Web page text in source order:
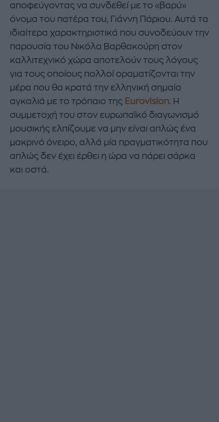
αποφεύγοντας να συνδεθεί με το «βαρύ»
όνομα του πατέρα του, Γιάννη Πάριου. Αυτά τα
ιδιαίτερα χαρακτηριστικά που συνοδεύουν την
παρουσία του Νικόλα Βαρθακούρη στον
καλλιτεχνικό χώρα αποτελούν τους λόγους
για τους οποίους πολλοί οραματίζονται την
μέρα που θα κρατά την ελληνική σημαία
αγκαλιά με το τρόπαιο της Eurovision. Η
συμμετοχή του στον ευρωπαϊκό διαγωνισμό
μουσικής ελπίζουμε να μην είναι απλώς ένα
μακρινό όνειρο, αλλά μία πραγματικότητα που
απλώς δεν έχει έρθει η ώρα να πάρει σάρκα
και οστά.